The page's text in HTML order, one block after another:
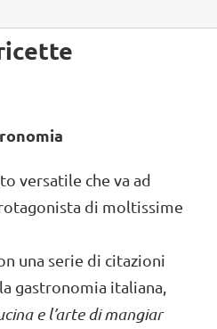
versatile che va ad
di moltissime
una serie di citazioni
gastronomia italiana,
e l’arte di mangiar